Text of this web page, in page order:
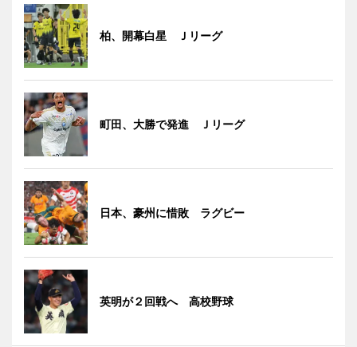
柏、開幕白星 Ｊリーグ
町田、大勝で発進 Ｊリーグ
日本、豪州に惜敗 ラグビー
英明が２回戦へ 高校野球